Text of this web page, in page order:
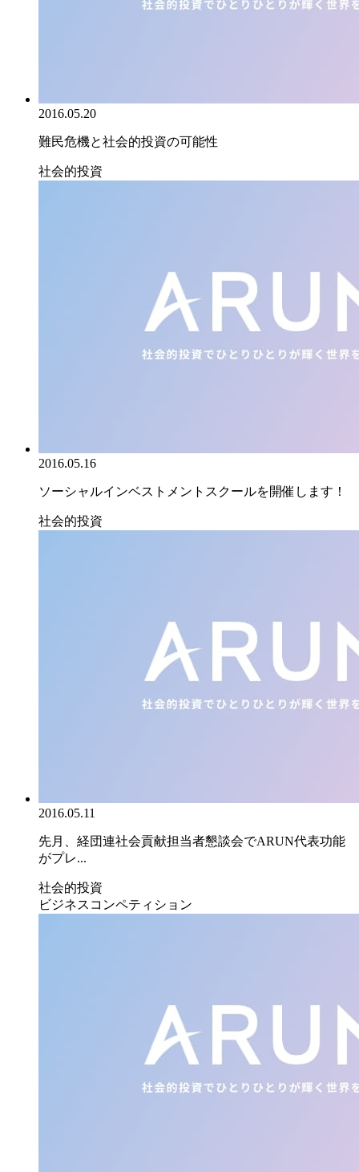
2016.05.20
難民危機と社会的投資の可能性
社会的投資
2016.05.16
ソーシャルインベストメントスクールを開催します！
社会的投資
2016.05.11
先月、経団連社会貢献担当者懇談会でARUN代表功能
がプレ...
社会的投資
ビジネスコンペティション